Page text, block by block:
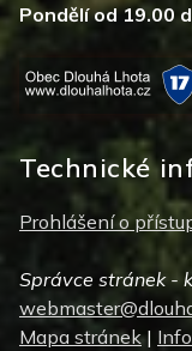
Pondělí od 19.00
Technické
Prohlášení o
Správce stránek -
Mapa stránek|